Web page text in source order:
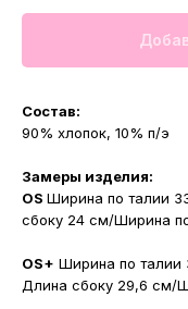
Состав:
90% хлопок, 10% п/э
Замеры изделия:
OS Ширина по талии
сбоку 24 см/Ширина
OS+ Ширина по
Длина сбоку 29,6 см/